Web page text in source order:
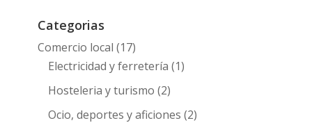
Categorias
Comercio local (17)
Electricidad y ferretería (1)
Hosteleria y turismo (2)
Ocio, deportes y aficiones (2)